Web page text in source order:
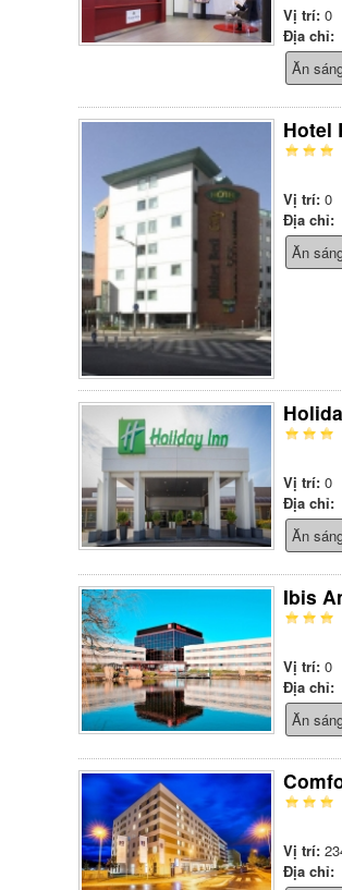
Vị trí: 0
Địa chỉ:
Ăn
Hotel
Vị trí: 0
Địa chỉ:
Ăn
Vị trí: 0
Địa chỉ:
Ăn
Ibis
Vị trí: 0
Địa chỉ:
Ăn
Vị trí:
Địa chỉ: